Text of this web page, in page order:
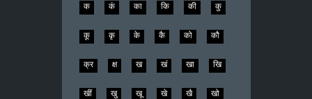
क कं का कि की कु
कू कृ के कै को कौ
क्र क्ष ख खं खा खि
खीं खु खू खे खै खो